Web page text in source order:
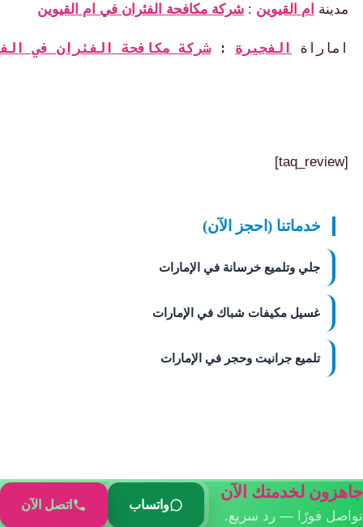
ام القيوين:شركة مكافحة الفئران في ام القيوين
الفجيرة : شركة مكافحة الفئران في الفجيرة
خدماتنا (احجز الآن)
جلي وتلميع خرسانة في الإمارات
غسيل مكيفات شباك في الإمارات
تلميع جرانيت وحجر في الإمارات
لخدمتك الآن
فورًا — رد سريع.
واتساب اتصل الآن